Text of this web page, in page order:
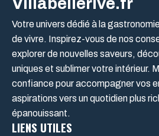
Votre univers dédié à la
de vivre. Inspirez-vous de nos
explorer de nouvelles saveurs,
uniques et sublimer votre intérieur.
confiance pour accompagner vos
aspirations vers un quotidien plus
épanouissant.
LIENS UTILES